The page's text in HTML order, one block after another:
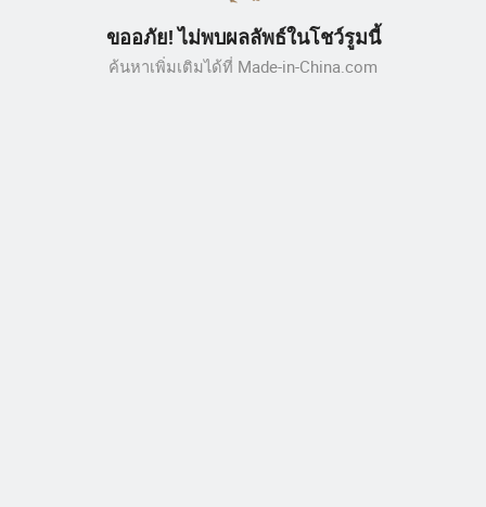
ขออภัย! ไม่พบผลลัพธ์ในโชว์รูมนี้
ค้นหาเพิ่มเติมได้ที่ Made-in-China.com